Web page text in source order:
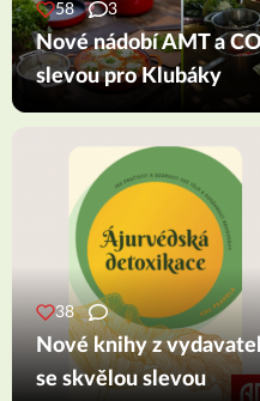
58 3
Nové nádobí AMT a
slevou pro Klubáky
38
Nové knihy z
se skvělou slevou